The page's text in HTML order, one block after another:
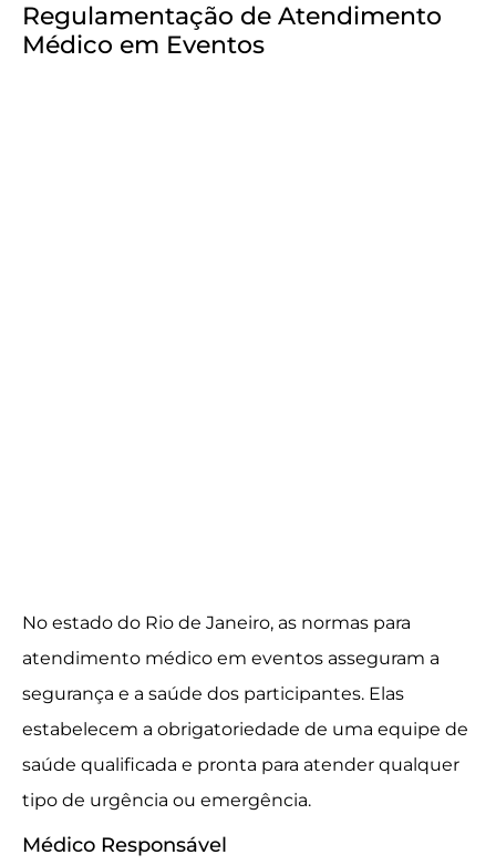
Regulamentação de Atendimento
Médico em Eventos
No estado do Rio de Janeiro, as normas para
atendimento médico em eventos asseguram a
segurança e a saúde dos participantes. Elas
estabelecem a obrigatoriedade de uma equipe de
saúde qualificada e pronta para atender qualquer
tipo de urgência ou emergência.
Médico Responsável